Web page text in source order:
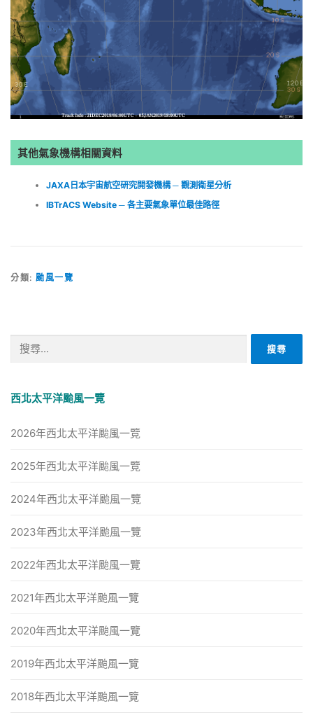
其他氣象機構相關資料
JAXA日本宇宙航空研究開發機構 ─ 觀測衛星分析
IBTrACS Website ─ 各主要氣象單位最佳路徑
分類: 颱風一覽
字:
西北太平洋颱風一覽
2026年西北太平洋颱風一覽
2025年西北太平洋颱風一覽
2024年西北太平洋颱風一覽
2023年西北太平洋颱風一覽
2022年西北太平洋颱風一覽
2021年西北太平洋颱風一覽
2020年西北太平洋颱風一覽
2019年西北太平洋颱風一覽
2018年西北太平洋颱風一覽